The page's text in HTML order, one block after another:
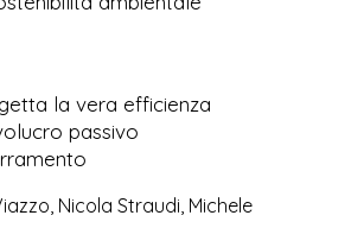
la vera efficienza
passivo
Nicola Straudi, Michele